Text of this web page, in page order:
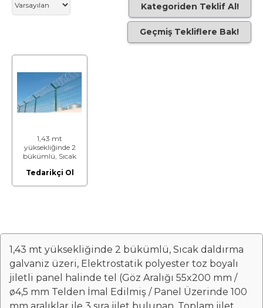
Kategoriden Teklif Al!
Geçmiş Tekliflere Bak!
1,43 mt
yüksekliğinde 2
bükümlü, Sıcak
üzeri, Elektrostatik
Edilmiş / Panel
Üzerinde 100 mm
aralıklar ile 3 sıra
jilet bulunan,
Toplam jilet boyu
Tedarikçi Ol
1,43 mt yüksekliğinde 2 bükümlü, Sıcak daldırma
galvaniz üzeri, Elektrostatik polyester toz boyalı
jiletli panel halinde tel (Göz Aralığı 55x200 mm /
ø4,5 mm Telden İmal Edilmiş / Panel Üzerinde 100